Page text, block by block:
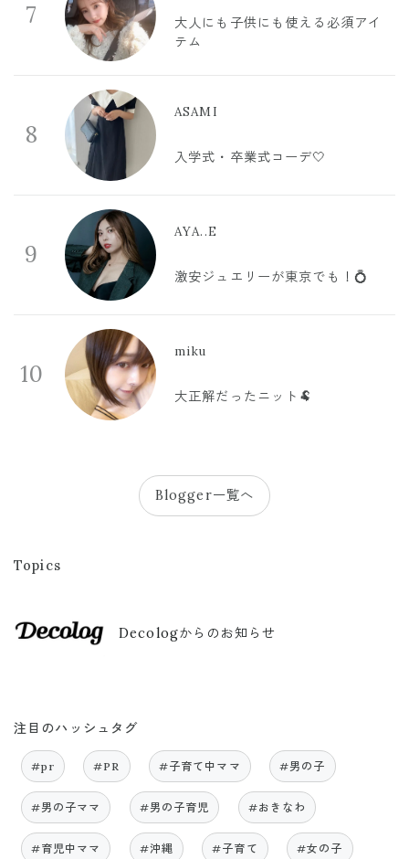
7
大人にも子供にも使える必須アイ
テム
8
ASAMI
入学式・卒業式コーデ🤍
9
AYA..E
激安ジュエリーが東京でも！💍
10
miku
大正解だったニット🐏
Blogger一覧へ
Topics
Decologからのお知らせ
注目のハッシュタグ
#pr #PR #子育て中ママ #男の子
#男の子ママ #男の子育児 #おきなわ
#育児中ママ #沖縄 #子育て #女の子